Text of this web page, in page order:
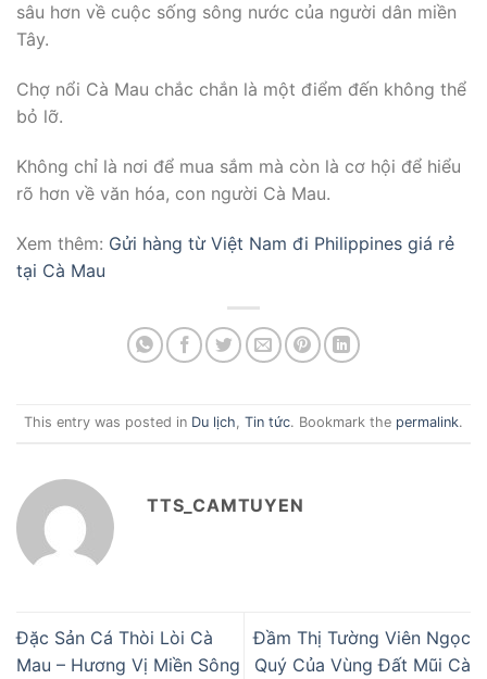
sâu hơn về cuộc sống sông nước của người dân miền
Tây.
Chợ nổi Cà Mau chắc chắn là một điểm đến không thể
bỏ lỡ.
Không chỉ là nơi để mua sắm mà còn là cơ hội để hiểu
rõ hơn về văn hóa, con người Cà Mau.
Xem thêm: Gửi hàng từ Việt Nam đi Philippines giá rẻ
tại Cà Mau
This entry was posted in Du lịch Tin tức. Bookmark the permalink.
TTS_CAMTUYEN
Đặc Sản Cá Thòi Lòi Cà
Mau – Hương Vị Miền Sông
Đầm Thị Tường Viên Ngọc
Quý Của Vùng Đất Mũi Cà